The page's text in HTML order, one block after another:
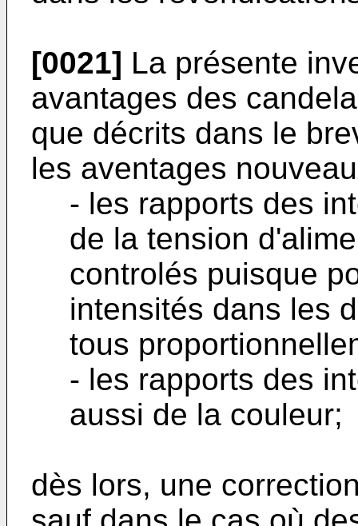
[0021] La présente
avantages des
que décrits dans le
les aventages
- les rapports des
de la tension
controlés puisque
intensités dans les
tous
- les rapports des
aussi de la couleur;
dès lors, une